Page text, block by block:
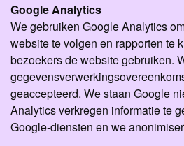
Google Analytics
We gebruiken Google Analytics
website te volgen en rapporten te
bezoekers de website gebruiken.
geaccepteerd. We staan Google
Analytics verkregen informatie te
Google-diensten en we